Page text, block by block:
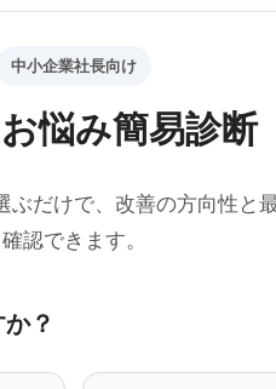
中小企業社長向け
悩み簡易診断
だけで、改善の方向性と
確認できます。
？